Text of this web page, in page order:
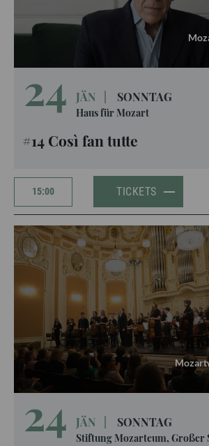
24 JÄN SONNTAG
Haus für Mozart
#14 Così fan tutte
15:00 TICKETS
24 JÄN SONNTAG
Stiftung Mozarteum, Großer